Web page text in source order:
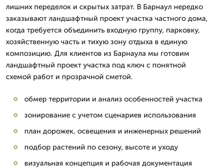
лишних переделок и скрытых затрат. В Барнаул нередко
заказывают ландшафтный проект участка частного дома,
когда требуется объединить входную группу, парковку,
хозяйственную часть и тихую зону отдыха в единую
композицию. Для клиентов из Барнаула мы готовим
ландшафтный проект участка под ключ с понятной
схемой работ и прозрачной сметой.
обмер территории и анализ особенностей участка
зонирование с учетом сценариев использования
план дорожек, освещения и инженерных решений
подбор растений по сезону, высоте и уходу
визуальная концепция и рабочая документация